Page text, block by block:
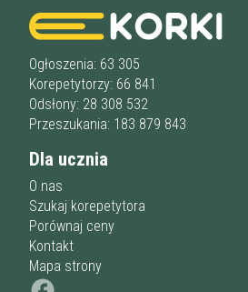
Ogłoszenia: 63 305
Korepetytorzy: 66 841
Odsłony: 28 308 532
Przeszukania: 183 879 843
Dla ucznia
O nas
Szukaj korepetytora
Porównaj ceny
Kontakt
Mapa strony